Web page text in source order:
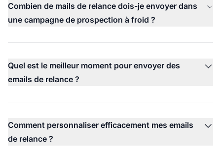
Combien de mails de relance dois-je envoyer dans
une campagne de prospection à froid ?
Quel est le meilleur moment pour envoyer des
emails de relance ?
Comment personnaliser efficacement mes emails
de relance ?